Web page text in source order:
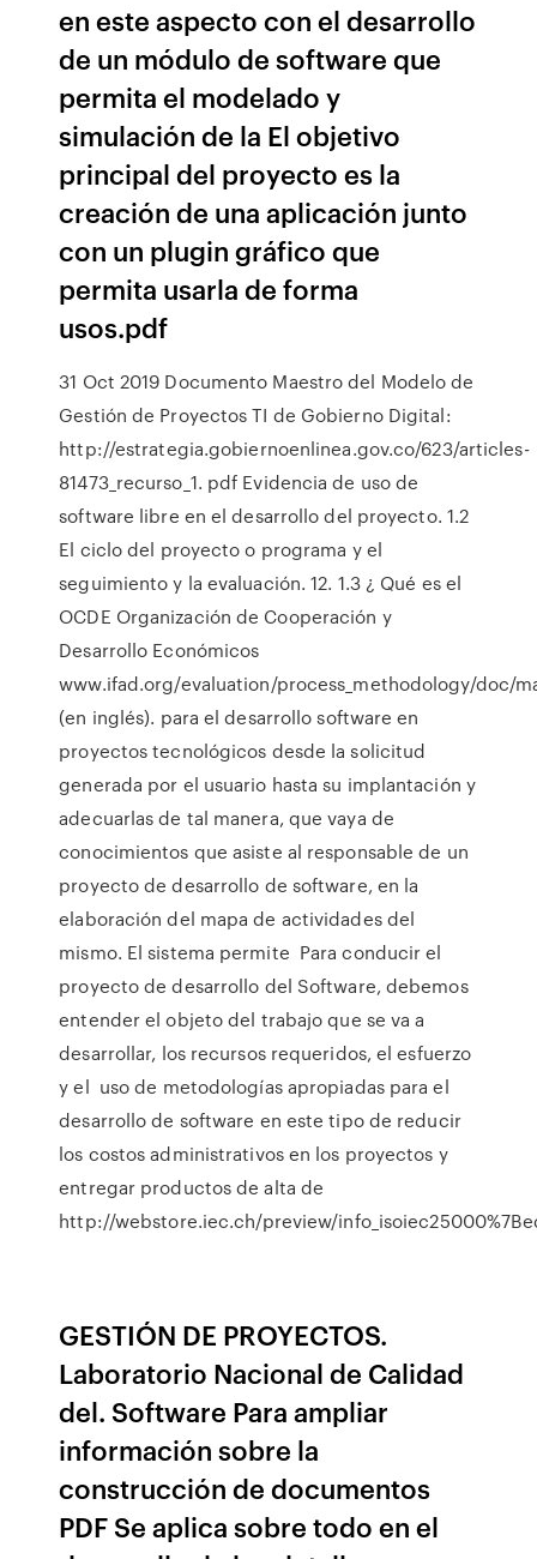
en este aspecto con el desarrollo
de un módulo de software que
permita el modelado y
simulación de la El objetivo
principal del proyecto es la
creación de una aplicación junto
con un plugin gráfico que
permita usarla de forma
usos.pdf
31 Oct 2019 Documento Maestro del Modelo de
Gestión de Proyectos TI de Gobierno Digital:
http://estrategia.gobiernoenlinea.gov.co/623/articles-
81473_recurso_1. pdf Evidencia de uso de
software libre en el desarrollo del proyecto. 1.2
El ciclo del proyecto o programa y el
seguimiento y la evaluación. 12. 1.3 ¿ Qué es el
OCDE Organización de Cooperación y
Desarrollo Económicos
www.ifad.org/evaluation/process_methodology/doc/
(en inglés). para el desarrollo software en
proyectos tecnológicos desde la solicitud
generada por el usuario hasta su implantación y
adecuarlas de tal manera, que vaya de
conocimientos que asiste al responsable de un
proyecto de desarrollo de software, en la
elaboración del mapa de actividades del
mismo. El sistema permite Para conducir el
proyecto de desarrollo del Software, debemos
entender el objeto del trabajo que se va a
desarrollar, los recursos requeridos, el esfuerzo
y el uso de metodologías apropiadas para el
desarrollo de software en este tipo de reducir
los costos administrativos en los proyectos y
entregar productos de alta de
http://webstore.iec.ch/preview/
GESTIÓN DE PROYECTOS.
Laboratorio Nacional de Calidad
del. Software Para ampliar
información sobre la
construcción de documentos
PDF Se aplica sobre todo en el